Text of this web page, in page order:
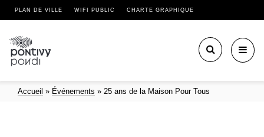
PLAN DE VILLE WIFI PUBLIC CHARTE GRAPHIQUE
Accueil » Événements » 25 ans de la Maison Pour Tous